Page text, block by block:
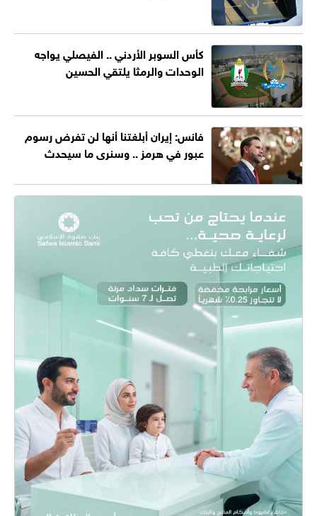
كأس السوبر الأردني .. الفيصلي يواجه
الوحدات والرمثا يلتقي الحسين
فانس: إيران أبلغتنا أنها لن تفرض رسوم
عبور في هرمز .. وسنرى ما سيحدث